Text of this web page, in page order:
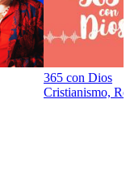
365 con Dios
Cristianismo,